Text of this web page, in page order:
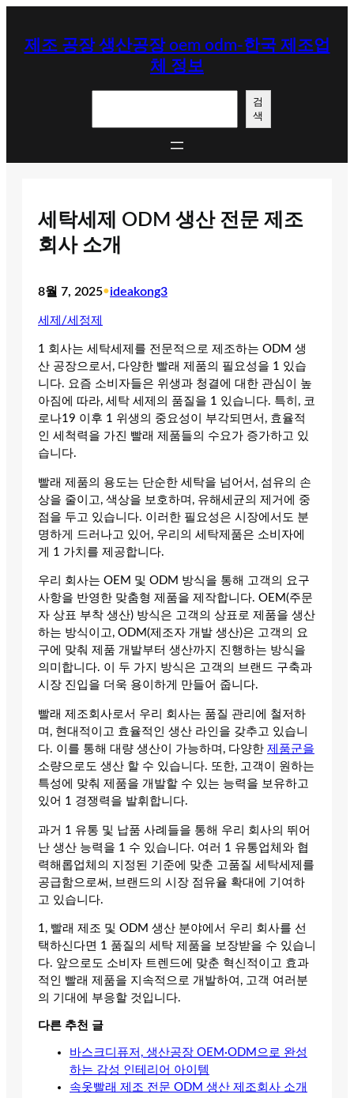
제조 공장 생산공장 oem odm-한국 제조업
체 정보
검
색
세탁세제 ODM 생산 전문 제조
회사 소개
8월 7, 2025•ideakong3
세제/세정제
1 회사는 세탁세제를 전문적으로 제조하는 ODM 생
산 공장으로서, 다양한 빨래 제품의 필요성을 1 있습
니다. 요즘 소비자들은 위생과 청결에 대한 관심이 높
아짐에 따라, 세탁 세제의 품질을 1 있습니다. 특히, 코
로나19 이후 1 위생의 중요성이 부각되면서, 효율적
인 세척력을 가진 빨래 제품들의 수요가 증가하고 있
습니다.
빨래 제품의 용도는 단순한 세탁을 넘어서, 섬유의 손
상을 줄이고, 색상을 보호하며, 유해세균의 제거에 중
점을 두고 있습니다. 이러한 필요성은 시장에서도 분
명하게 드러나고 있어, 우리의 세탁제품은 소비자에
게 1 가치를 제공합니다.
우리 회사는 OEM 및 ODM 방식을 통해 고객의 요구
사항을 반영한 맞춤형 제품을 제작합니다. OEM(주문
자 상표 부착 생산) 방식은 고객의 상표로 제품을 생산
하는 방식이고, ODM(제조자 개발 생산)은 고객의 요
구에 맞춰 제품 개발부터 생산까지 진행하는 방식을
의미합니다. 이 두 가지 방식은 고객의 브랜드 구축과
시장 진입을 더욱 용이하게 만들어 줍니다.
빨래 제조회사로서 우리 회사는 품질 관리에 철저하
며, 현대적이고 효율적인 생산 라인을 갖추고 있습니
다. 이를 통해 대량 생산이 가능하며, 다양한 제품군을
소량으로도 생산 할 수 있습니다. 또한, 고객이 원하는
특성에 맞춰 제품을 개발할 수 있는 능력을 보유하고
있어 1 경쟁력을 발휘합니다.
과거 1 유통 및 납품 사례들을 통해 우리 회사의 뛰어
난 생산 능력을 1 수 있습니다. 여러 1 유통업체와 협
력해롭업체의 지정된 기준에 맞춘 고품질 세탁세제를
공급함으로써, 브랜드의 시장 점유율 확대에 기여하
고 있습니다.
1, 빨래 제조 및 ODM 생산 분야에서 우리 회사를 선
택하신다면 1 품질의 세탁 제품을 보장받을 수 있습니
다. 앞으로도 소비자 트렌드에 맞춘 혁신적이고 효과
적인 빨래 제품을 지속적으로 개발하여, 고객 여러분
의 기대에 부응할 것입니다.
다른 추천 글
바스크디퓨저, 생산공장 OEM·ODM으로 완성
하는 감성 인테리어 아이템
속옷빨래 제조 전문 ODM 생산 제조회사 소개